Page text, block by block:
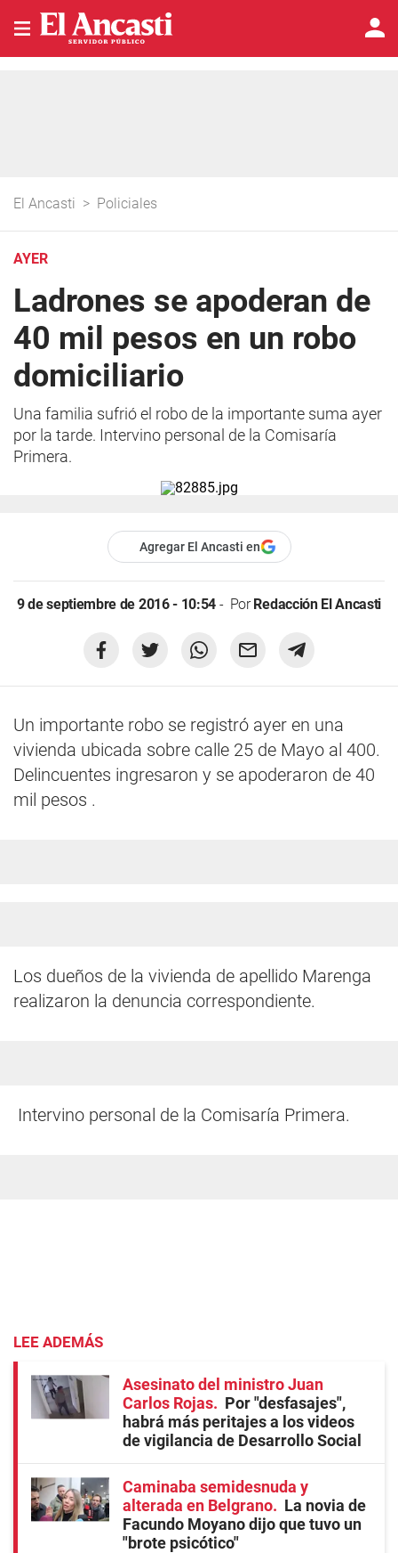
El Ancasti > Policiales
AYER
Ladrones se apoderan de
40 mil pesos en un robo
domiciliario
Una familia sufrió el robo de la importante suma ayer
por la tarde. Intervino personal de la Comisaría
Primera.
Agregar El Ancasti en
9 de septiembre de 2016 - 10:54 PorRedacción El Ancasti
Un importante robo se registró ayer en una
vivienda ubicada sobre calle 25 de Mayo al 400.
Delincuentes ingresaron y se apoderaron de 40
mil pesos .
Los dueños de la vivienda de apellido Marenga
realizaron la denuncia correspondiente.
Intervino personal de la Comisaría Primera.
LEE ADEMÁS
Asesinato del ministro Juan
Carlos Rojas
Por "desfasajes",
habrá más peritajes a los videos
de vigilancia de Desarrollo Social
Caminaba semidesnuda y
alterada en Belgrano
La novia de
Facundo Moyano dijo que tuvo un
"brote psicótico"